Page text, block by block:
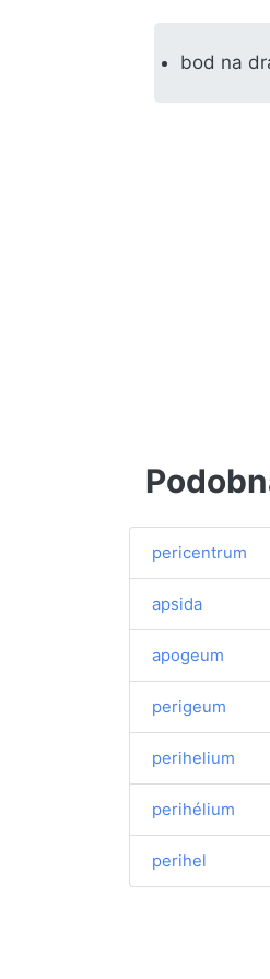
bod na
pericentrum
apsida
apogeum
perigeum
perihelium
perihélium
perihel